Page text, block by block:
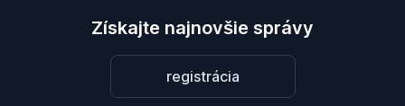
Získajte najnovšie správy
registrácia